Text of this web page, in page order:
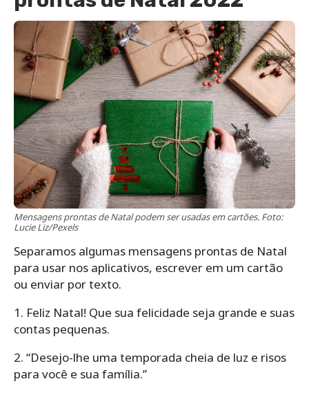
Mensagens prontas de Natal podem ser usadas em cartões. Foto:
Lucie Liz/Pexels
Separamos algumas mensagens prontas de Natal
para usar nos aplicativos, escrever em um cartão
ou enviar por texto.
1. Feliz Natal! Que sua felicidade seja grande e suas
contas pequenas.
2. “Desejo-lhe uma temporada cheia de luz e risos
para você e sua família.”